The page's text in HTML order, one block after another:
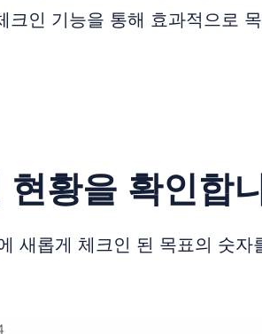
크인 기능을 통해 효과적으로
현황을 확인합
새롭게 체크인 된 목표의 숫자